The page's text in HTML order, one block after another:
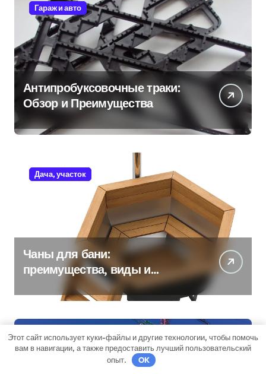
Гараж и авто
Антипробуксовочные траки:
Обзор и Преимущества
Дача, участок
Чаны для бани:
преимущества, виды и
особенности использования
Бизнес советник
Этот сайт использует куки-файлы и другие технологии, чтобы помочь
вам в навигации, а также предоставить лучший пользовательский
опыт.
OK